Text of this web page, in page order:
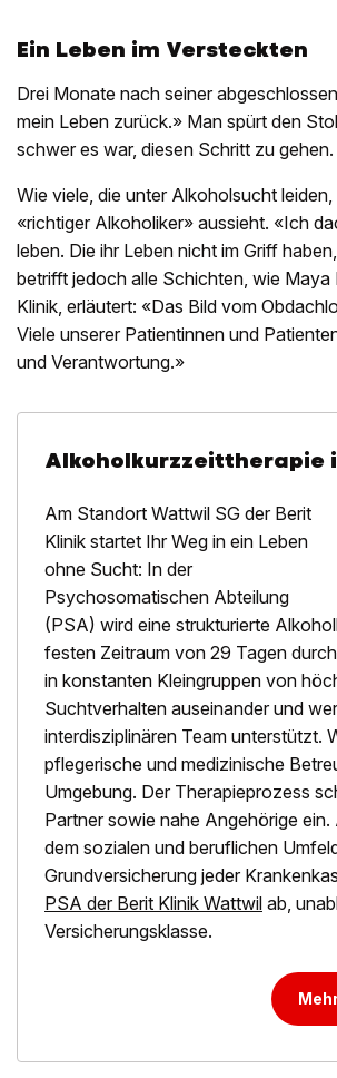
Ein Leben im Versteckten
Drei Monate nach seiner
mein Leben zurück.» Man spürt den
schwer es war, diesen Schritt zu gehen.
Wie viele, die unter Alkoholsucht
«richtiger Alkoholiker» aussieht. «Ich
leben. Die ihr Leben nicht im Griff
betrifft jedoch alle Schichten, wie
Klinik, erläutert: «Das Bild vom
Viele unserer Patientinnen und
und Verantwortung.»
Alkoholkurzzeittherapie
Am Standort Wattwil SG der Berit
Klinik startet Ihr Weg in ein Leben
ohne Sucht: In der
Psychosomatischen Abteilung
(PSA) wird eine strukturierte
festen Zeitraum von 29 Tagen
in konstanten Kleingruppen von
Suchtverhalten auseinander und
interdisziplinären Team unterstützt.
pflegerische und medizinische
Umgebung. Der Therapieprozess
Partner sowie nahe Angehörige
dem sozialen und beruflichen
Grundversicherung jeder
PSA der Berit Klinik Wattwil ab,
Versicherungsklasse.